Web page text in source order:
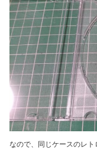
なので、同じケースのレ